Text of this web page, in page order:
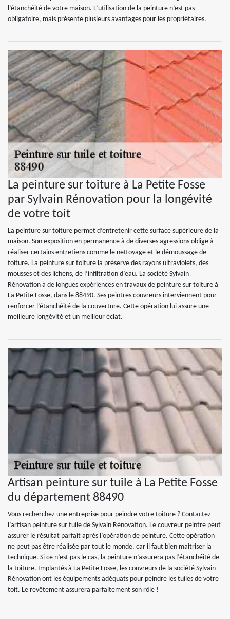
l’étanchéité de votre maison. L’utilisation de la peinture n’est pas
obligatoire, mais présente plusieurs avantages pour les propriétaires.
La peinture sur toiture à La Petite Fosse
par Sylvain Rénovation pour la longévité
de votre toit
La peinture sur toiture permet d’entretenir cette surface supérieure de la
maison. Son exposition en permanence à de diverses agressions oblige à
réaliser certains entretiens comme le nettoyage et le démoussage de
toiture. La peinture sur toiture la préserve des rayons ultraviolets, des
mousses et des lichens, de l’infiltration d’eau. La société Sylvain
Rénovation a de longues expériences en travaux de peinture sur toiture à
La Petite Fosse, dans le 88490. Ses peintres couvreurs interviennent pour
renforcer l’étanchéité de la couverture. Cette opération lui assure une
meilleure longévité et un meilleur éclat.
Artisan peinture sur tuile à La Petite Fosse
du département 88490
Vous recherchez une entreprise pour peindre votre toiture ? Contactez
l’artisan peinture sur tuile de Sylvain Rénovation. Le couvreur peintre peut
assurer le résultat parfait après l’opération de peinture. Cette opération
ne peut pas être réalisée par tout le monde, car il faut bien maitriser la
technique. Si ce n’est pas le cas, la peinture n’assurera pas l’étanchéité de
la toiture. Implantés à La Petite Fosse, les couvreurs de la société Sylvain
Rénovation ont les équipements adéquats pour peindre les tuiles de votre
toit. Le revêtement assurera parfaitement son rôle !